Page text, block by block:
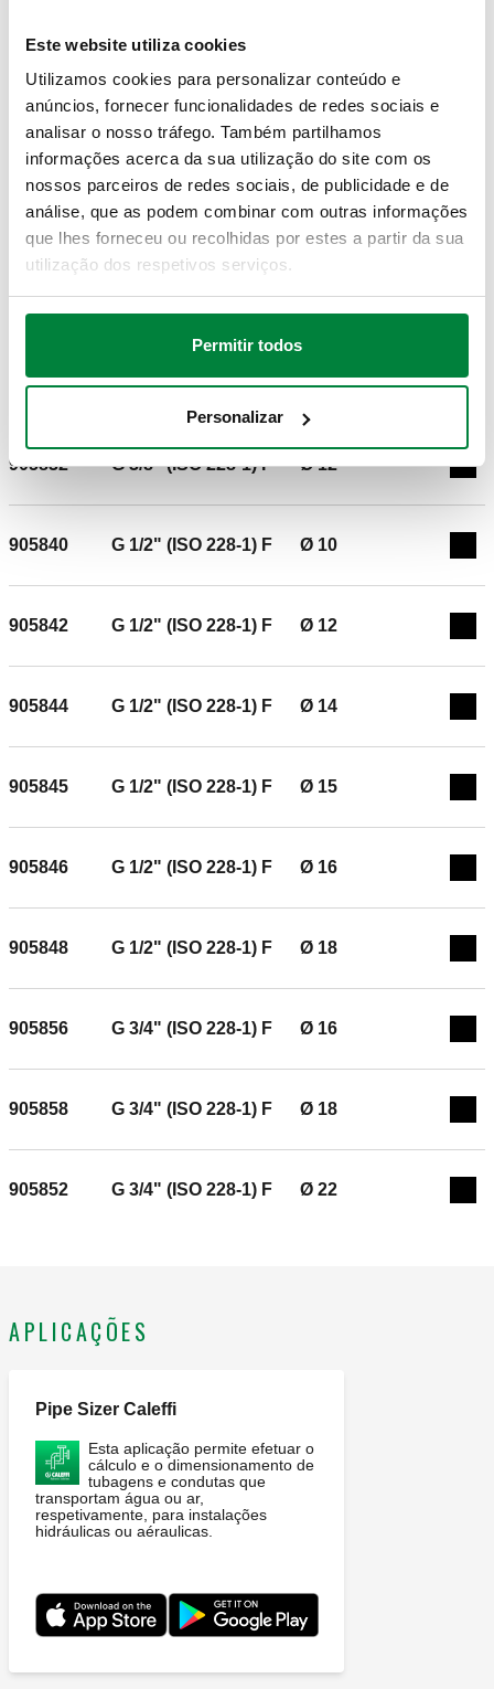
Este website utiliza cookies
Utilizamos cookies para personalizar conteúdo e
anúncios, fornecer funcionalidades de redes sociais e
analisar o nosso tráfego. Também partilhamos
informações acerca da sua utilização do site com os
nossos parceiros de redes sociais, de publicidade e de
análise, que as podem combinar com outras informações
que lhes forneceu ou recolhidas por estes a partir da sua
utilização dos respetivos serviços.
Permitir todos
Personalizar
Modelos 3D
Texto de proposta
Com duplo O-Ring. Conforme a norma UNI EN 1254-4.
Para instalações a gás e hidrocarbonetos fluidos: O-Ring
amarelo conforme a norma EN 549. Para instalações
681.1. Ligação: G 3/8" (ISO 228-1) F. Diâmetro tubagem: Ø
1f987f95-f70b-4c5b-936c-
a3d671a45c8d
905832 G 3/8" (ISO 228-1) F Ø 12
905840 G 1/2" (ISO 228-1) F Ø 10
905842 G 1/2" (ISO 228-1) F Ø 12
905844 G 1/2" (ISO 228-1) F Ø 14
905845 G 1/2" (ISO 228-1) F Ø 15
905846 G 1/2" (ISO 228-1) F Ø 16
905848 G 1/2" (ISO 228-1) F Ø 18
905856 G 3/4" (ISO 228-1) F Ø 16
905858 G 3/4" (ISO 228-1) F Ø 18
905852 G 3/4" (ISO 228-1) F Ø 22
APLICAÇÕES
Pipe Sizer Caleffi
Esta aplicação permite efetuar o
cálculo e o dimensionamento de
tubagens e condutas que
transportam água ou ar,
respetivamente, para instalações
hidráulicas ou aéraulicas.